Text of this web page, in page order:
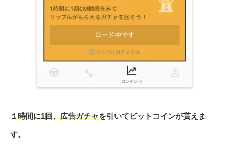
１時間に1回、広告ガチャを引いてビットコインが貰えま
す。